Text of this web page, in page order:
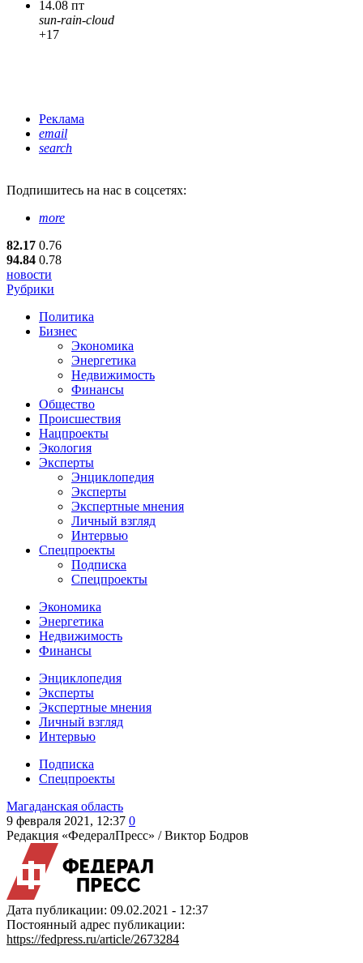
14.08 пт
sun-rain-cloud
+17
Реклама
email
search
Подпишитесь на нас в соцсетях:
more
82.17 0.76
94.84 0.78
новости
Рубрики
Политика
Бизнес
Экономика
Энергетика
Недвижимость
Финансы
Общество
Происшествия
Нацпроекты
Экология
Эксперты
Энциклопедия
Эксперты
Экспертные мнения
Личный взгляд
Интервью
Спецпроекты
Подписка
Спецпроекты
Экономика
Энергетика
Недвижимость
Финансы
Энциклопедия
Эксперты
Экспертные мнения
Личный взгляд
Интервью
Подписка
Спецпроекты
Магаданская область
9 февраля 2021, 12:37 0
Редакция «ФедералПресс» /Виктор Бодров
Дата публикации: 09.02.2021 - 12:37
Постоянный адрес публикации:
https://fedpress.ru/article/2673284